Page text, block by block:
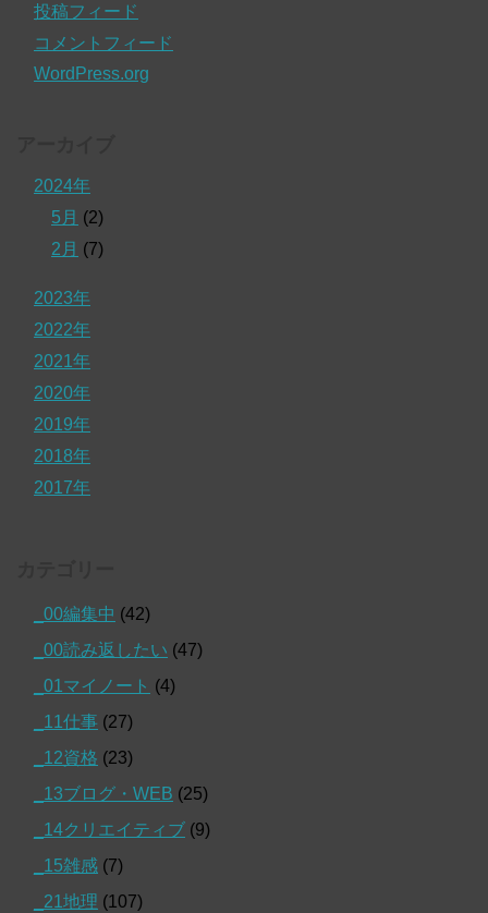
投稿フィード
コメントフィード
WordPress.org
2024年
5月 (2)
2月 (7)
2023年
2022年
2021年
2020年
2019年
2018年
2017年
_00編集中 (42)
_00読み返したい (47)
_01マイノート (4)
_11仕事 (27)
_12資格 (23)
_13ブログ・WEB (25)
_14クリエイティブ (9)
_15雑感 (7)
_21地理 (107)